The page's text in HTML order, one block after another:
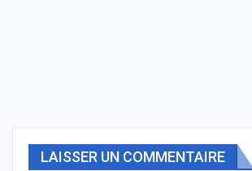
LAISSER UN COMMENTAIRE